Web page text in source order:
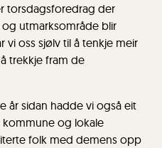
torsdagsforedrag der
utmarksområde blir
vi oss sjølv til å tenkje meir
trekkje fram de
år sidan hadde vi også eit
og lokale
folk med demens opp